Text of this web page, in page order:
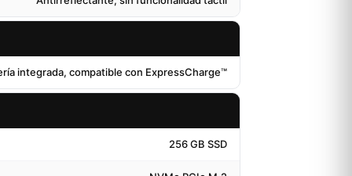
integrada, compatible con ExpressCharge™
256 GB SSD